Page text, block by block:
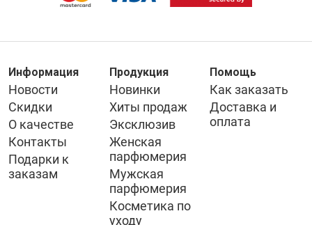
Информация
Новости
Скидки
О качестве
Контакты
Подарки к
заказам
Продукция
Новинки
Хиты продаж
Эксклюзив
Женская
парфюмерия
Мужская
парфюмерия
Косметика по
уходу
Помощь
Как заказать
Доставка и
оплата